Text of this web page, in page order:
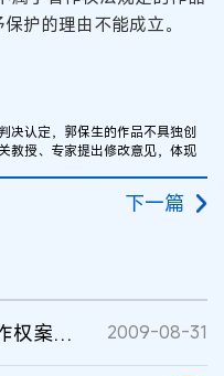
护的理由不能成立。
认定，郭保生的作品不具独创
教授、专家提出修改意见，体现
下一篇
首尊孙中山夫妇雕像著作权案宣判 2009-08-31